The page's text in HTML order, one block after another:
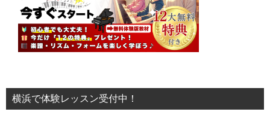
横浜で体験レッスン受付中！